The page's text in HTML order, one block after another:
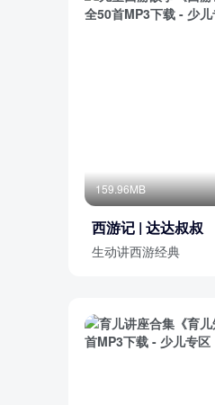
159.96MB
西游记 | 达达叔叔
生动讲西游经典